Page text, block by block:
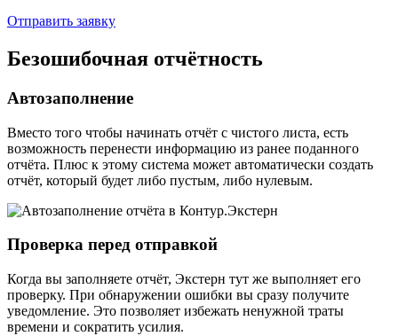
Отправить заявку
Безошибочная отчётность
Автозаполнение
Вместо того чтобы начинать отчёт с чистого листа, есть
возможность перенести информацию из ранее поданного
отчёта. Плюс к этому система может автоматически создать
отчёт, который будет либо пустым, либо нулевым.
Проверка перед отправкой
Когда вы заполняете отчёт, Экстерн тут же выполняет его
проверку. При обнаружении ошибки вы сразу получите
уведомление. Это позволяет избежать ненужной траты
времени и сократить усилия.